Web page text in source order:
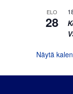
ELO
28
Näytä